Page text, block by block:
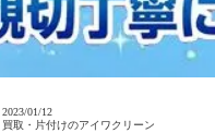
2023/07/24
中日新聞 岐阜版「空き家対策SOS」コー
2023/01/12
買取・片付けのアイワクリーン